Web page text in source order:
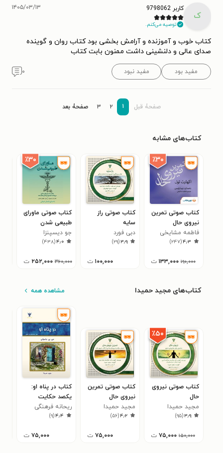
ک
کاربر 9798062
توصیه می‌کنم.
۱۴۰۵/۰۳/۱۳
کتاب خوب و آموزنده و آرامش بخشی بود کتاب روان و گوینده
صدای عالی و دلنشینی داشت ممنون بابت کتاب
مفید بود مفید نبود ۰
صفحۀ قبل ۱ ۲ ۳ صفحۀ بعد
کتاب‌های مشابه
٪۳۰
کتاب صوتی تمرین
نیروی حال
فاطمه مشایخی
۴٫۳(۲۴۷)
۱۹۰,۰۰۰ ۱۳۳,۰۰۰ ت
کتاب صوتی راز
سایه
دبی فورد
۳٫۹(۲۹)
۱۰۰,۰۰۰ ت
٪۳۰
کتاب صوتی ماورای
طبیعی شدن
جو دیسپنزا
۴٫۰(۴۳۸)
۳۶۰,۰۰۰ ۲۵۲,۰۰۰ ت
کتاب‌های مجید حمیدا مشاهده همه
٪۵۰
کتاب صوتی نیروی
حال
مجید حمیدا
۳٫۹(۹۵)
۱۵۰,۰۰۰ ۷۵,۰۰۰ ت
کتاب صوتی تمرین
نیروی حال
مجید حمیدا
۴٫۲(۵۶)
۷۵,۰۰۰ ت
کتاب در پناه او:
یکصد حکایت
فرزانگی (نور،
شادمانی و عشق)
ریحانه فرهنگی
۴٫۴(۹)
۷۵,۰۰۰ ت